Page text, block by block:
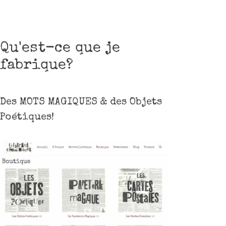
Qu'est-ce que je
fabrique?
Des MOTS MAGIQUES & des Objets
Poétiques!